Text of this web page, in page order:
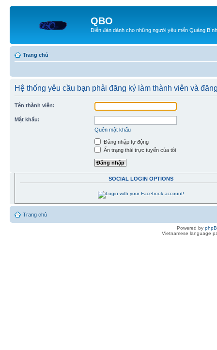
QBO
Diễn đàn dành cho những người yêu mến Quảng Bình
Trang chủ
Hệ thống yêu cầu bạn phải đăng ký làm thành viên và
Tên thành viên:
Mật khẩu:
Quên mật khẩu
Đăng nhập tự động
Ẩn trạng thái trực tuyến của tôi
SOCIAL LOGIN OPTIONS
Trang chủ
Powered by
Vietnamese language